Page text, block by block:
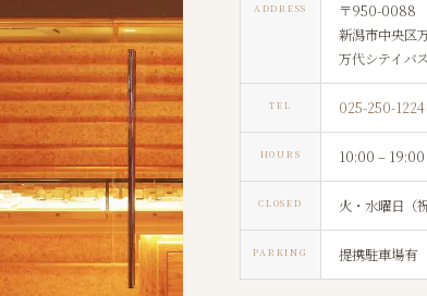
ADDRESS
〒950-0088
新潟市中央区
万代シテイバ
TEL 025-250-1224
HOURS 10:00 – 19:00
CLOSED 火・水曜日（
PARKING 提携駐車場有